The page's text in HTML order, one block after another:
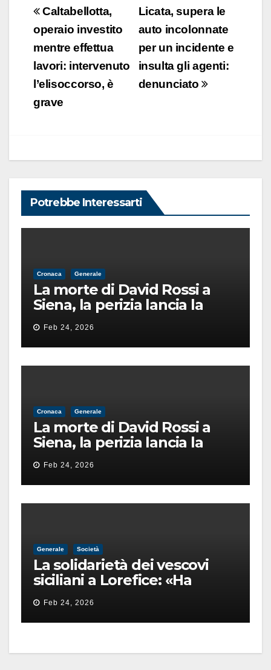
Navigazione
articoli
Licata, supera le
auto incolonnate
per un incidente e
insulta gli agenti:
denunciato
Caltabellotta,
operaio investito
mentre effettua
lavori: intervenuto
l’elisoccorso, è
grave
Potrebbe Interessarti
Cronaca Generale
La morte di David Rossi a
Siena, la perizia lancia la
pista di un’intimidazione
finita male
Feb 24, 2026
Cronaca Generale
La morte di David Rossi a
Siena, la perizia lancia la
pista di un’intimidazione
finita male
Feb 24, 2026
Generale Società
La solidarietà dei vescovi
siciliani a Lorefice: «Ha
difeso il valore e la dignità
dell’umanità»
Feb 24, 2026